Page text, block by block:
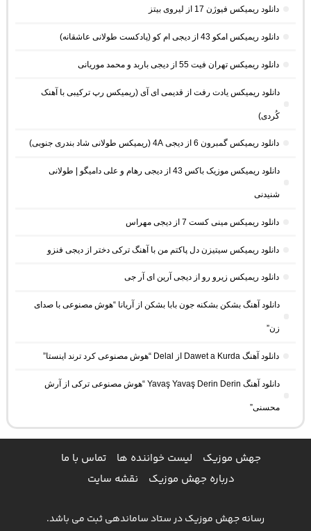
دانلود ریمیکس فیوژن 17 از لیروی بیتز
دانلود ریمیکس امکو 43 از دیجی ام کو (پادکست طولانی عاشقانه)
دانلود ریمیکس تهران فیت 55 از دیجی باربد و محمد موریانی
دانلود ریمیکس یادت رفت از قدیمی ای آی (ریمیکس رپ ترکیبی با آهنک
کُردی)
دانلود ریمیکس گمبرون 6 از دیجی 4A (ریمیکس طولانی شاد بندری جنوبی)
دانلود ریمیکس موزیک باکس 43 از دیجی رهام و علی دامیگو | طولانی
شنیدنی
دانلود ریمیکس مینی کست 7 از دیجی مهراس
دانلود ریمیکس سیتیزن دل پاکتم من با آهنگ ترکی دختر از دیجی فنزو
دانلود ریمیکس زیرو رو از دیجی آرین ای آر جی
دانلود آهنگ بشکن بشکنه جون بابا بشکن از آریانا “هوش مصنوعی با صدای
زن”
دانلود آهنگ Dawet a Kurda از Delal “هوش مصنوعی کرد ترند اینستا”
دانلود آهنگ Yavaş Yavaş Derin Derin “هوش مصنوعی ترکی از آرش
محسنی”
جهش موزیک لیست خواننده ها
تماس با ما
درباره جهش موزیک
نقشه سایت
رسانه جهش موزیک در ستاد ساماندهی ثبت می باشد.